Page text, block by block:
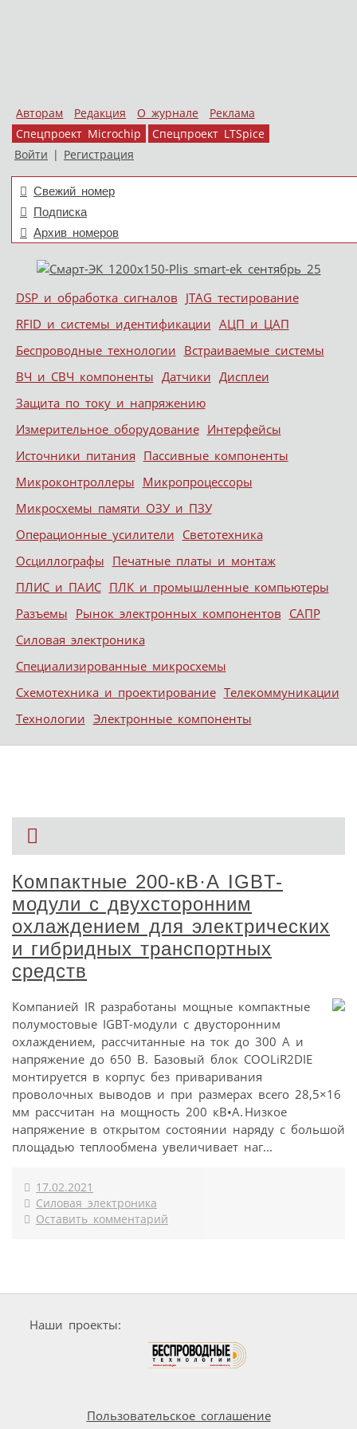
Авторам Редакция О журнале
Реклама
Спецпроект Microchip
Спецпроект LTSpice
Войти | Регистрация
Свежий номер
Подписка
Архив номеров
Меню
Skip to content
DSP и обработка сигналов JTAG тестирование
RFID и системы идентификации АЦП и ЦАП
Беспроводные технологии Встраиваемые системы
ВЧ и СВЧ компоненты Датчики Дисплеи
Защита по току и напряжению
Измерительное оборудование Интерфейсы
Источники питания Пассивные компоненты
Микроконтроллеры Микропроцессоры
Микросхемы памяти ОЗУ и ПЗУ
Операционные усилители Светотехника
Осциллографы Печатные платы и монтаж
ПЛИС и ПАИС ПЛК и промышленные компьютеры
Разъемы Рынок электронных компонентов САПР
Силовая электроника
Специализированные микросхемы
Схемотехника и проектирование Телекоммуникации
Технологии Электронные компоненты
Компактные 200‑кВ·А IGBT-
модули с двухсторонним
охлаждением для электрических
и гибридных транспортных
средств
Компанией IR разработаны мощные компактные
полумостовые IGBT-модули с двусторонним
охлаждением, рассчитанные на ток до 300 А и
напряжение до 650 В. Базовый блок COOLiR2DIE
монтируется в корпус без приваривания
проволочных выводов и при размерах всего 28,5×16
мм рассчитан на мощность 200 кВ•А. Низкое
напряжение в открытом состоянии наряду с большой
площадью теплообмена увеличивает наг...
17.02.2021
Силовая электроника
Оставить комментарий
Наши проекты:
Пользовательское соглашение